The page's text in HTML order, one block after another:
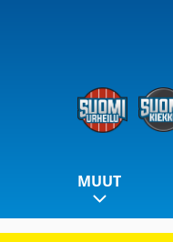
MUUT